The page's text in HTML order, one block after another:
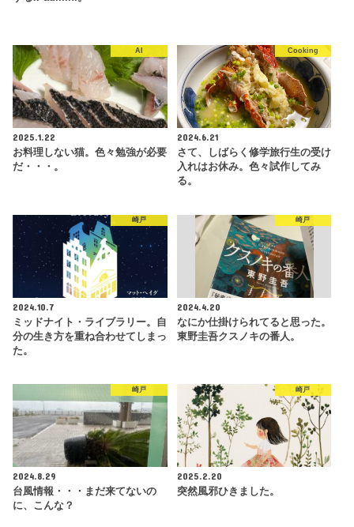
AI
2025.1.22
お料理しない猫。色々勉強が必要
だ・・・。
Cooking
2024.6.21
さて、しばらく修学旅行生の受け
入れはお休み。色々試作してみ
る。
崎戸
2024.10.7
ミッドナイト・ライブラリー。自
分の生き方を重ね合わせてしまっ
た。
崎戸
2024.4.20
なにか仕掛けられてると思った。
東野圭吾クスノキの番人。
崎戸
2024.8.29
台風情報・・・まだ来てないの
に、こんな？
崎戸
2025.2.20
突然風邪ひきました。